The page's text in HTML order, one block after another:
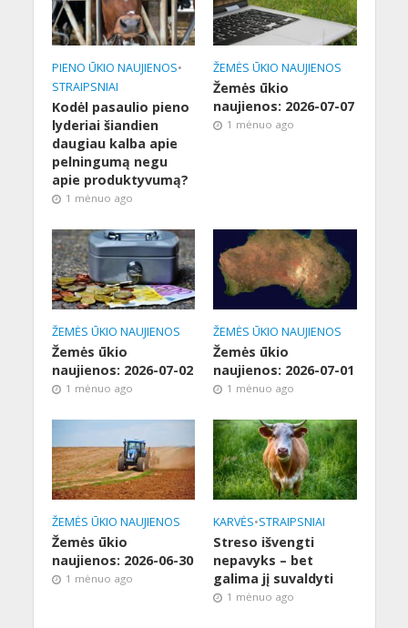
PIENO ŪKIO NAUJIENOS•
STRAIPSNIAI
Kodėl pasaulio pieno
lyderiai šiandien
daugiau kalba apie
pelningumą negu
apie produktyvumą?
1 mėnuo ago
ŽEMĖS ŪKIO NAUJIENOS
Žemės ūkio
naujienos: 2026-07-07
1 mėnuo ago
ŽEMĖS ŪKIO NAUJIENOS
Žemės ūkio
naujienos: 2026-07-02
1 mėnuo ago
ŽEMĖS ŪKIO NAUJIENOS
Žemės ūkio
naujienos: 2026-07-01
1 mėnuo ago
ŽEMĖS ŪKIO NAUJIENOS
Žemės ūkio
naujienos: 2026-06-30
1 mėnuo ago
KARVĖS•STRAIPSNIAI
Streso išvengti
nepavyks – bet
galima jį suvaldyti
1 mėnuo ago